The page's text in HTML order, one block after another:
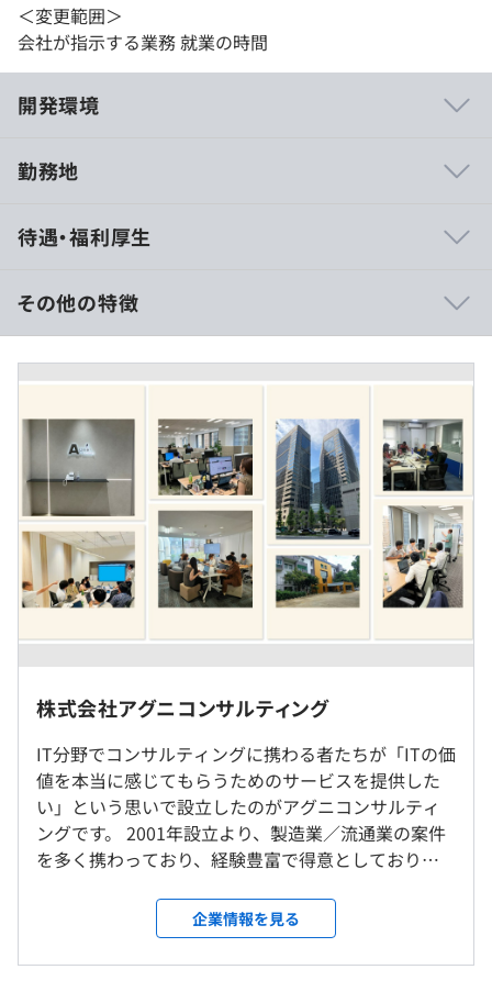
＜変更範囲＞
会社が指示する業務 就業の時間
開発環境
社内の標準的なマシン
HDD;150G
ウォーターフォール
■導入プロジェクトでは、まず設計開発フェーズに参画し
ます。
フェーズやテストフェーズにも入っていただき、対応でき
るフェーズの幅を広げていけます。
■保守案件では、お客様の問い合わせ対応のほか、プログ
ラム改修やERPソフトのパラメータ修正などに携わる機会
があります。
【開発環境】
■サーバ：SAP S/4HANA
■OS：Linuxなど
勤務地
社内・社内受託開発の場合は基本的には在宅勤務です。
社内トレーニングは、東京採用は大手町本社、大阪採用は
千里オフィスへ出社となります。
プロジェクトに参画した時は、プロジェクト先に準じます
が、ほとんどがリモートワーク主体です。
就業場所の変更範囲
会社が指定する場所
待遇・福利厚生
■賃金形態：年俸制（年俸を12分割）
■賃金の決定方法：当社規定により決定いたします
■超過勤務手当
■深夜勤務手当
■休日勤務手当
※経験・スキルにより応相談
※別途残業代全額支給
9：30～18：30
フレックスタイム制（コアタイムなし）
但し、試用期間中は以下の通りとする
午前９時３０分から午後６時３０分まで
コアありフレックス制
始業時間帯:７時３０分から１０時３０分までの間
その他の特徴
株式会社アグニコンサルティング
IT分野でコンサルティングに携わる者たちが「ITの価
値を本当に感じてもらうためのサービスを提供した
い」という思いで設立したのがアグニコンサルティ
ングです。 2001年設立より、製造業／流通業の案件
を多く携わっており、経験豊富で得意としておりま
が、特にロジスティクスが強みです。構想策定・要件
定義から本稼働支援、また保守改善など、上流での
SAPコンサルタントが多く在籍しています。 わたし
企業情報を見る